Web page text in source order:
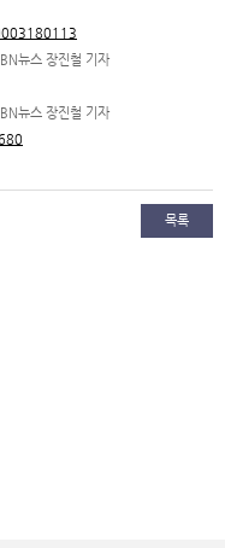
뉴스 장진철 기자
뉴스 장진철 기자
목록